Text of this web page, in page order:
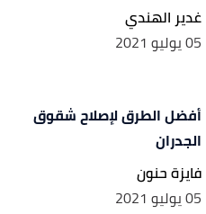
غدير الهندي
05 يوليو 2021
أفضل الطرق لإصلاح شقوق
الجدران
فايزة حنون
05 يوليو 2021